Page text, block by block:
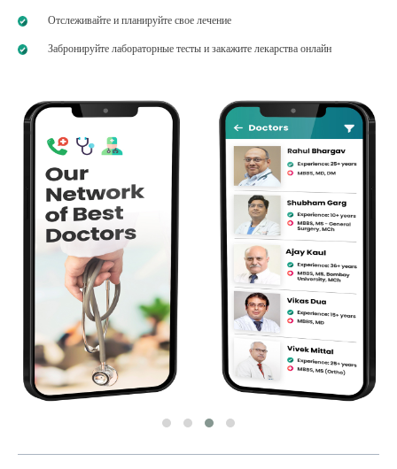
Отслеживайте и планируйте свое лечение
Забронируйте лабораторные тесты и закажите лекарства онлайн